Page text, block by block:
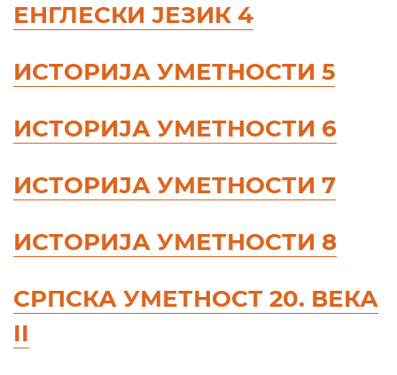
ЕНГЛЕСКИ ЈЕЗИК 4
ИСТОРИЈА УМЕТНОСТИ 5
ИСТОРИЈА УМЕТНОСТИ 6
ИСТОРИЈА УМЕТНОСТИ 7
ИСТОРИЈА УМЕТНОСТИ 8
СРПСКА УМЕТНОСТ 20. ВЕКА
II